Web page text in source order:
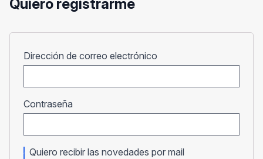
Quiero registrarme
Dirección de correo electrónico
Contraseña
Quiero recibir las novedades por mail